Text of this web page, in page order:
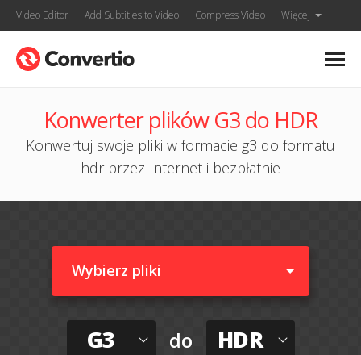
Video Editor Add Subtitles to Video Compress Video Więcej
Konwerter plików G3 do HDR
Konwertuj swoje pliki w formacie g3 do formatu
hdr przez Internet i bezpłatnie
Wybierz pliki
G3 do HDR